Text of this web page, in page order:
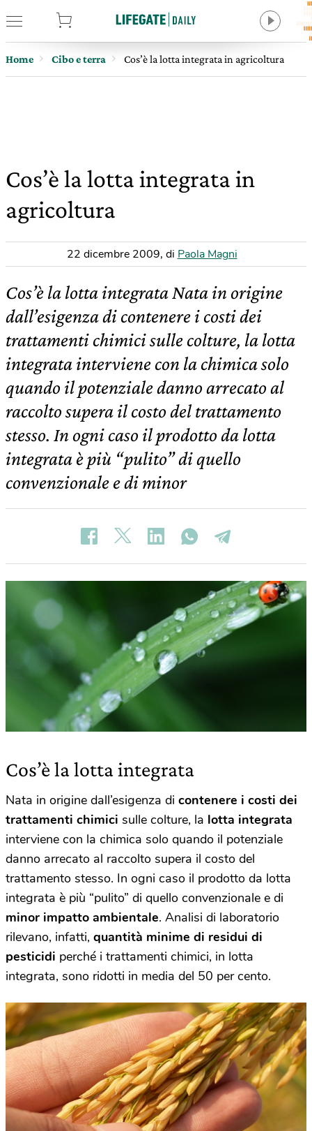
Home Cibo e terra Cos’è la lotta integrata in agricoltura
Cos’è la lotta integrata in
agricoltura
22 dicembre 2009, di Paola Magni
Cos’è la lotta integrata Nata in origine
dall’esigenza di contenere i costi dei
trattamenti chimici sulle colture, la lotta
integrata interviene con la chimica solo
quando il potenziale danno arrecato al
raccolto supera il costo del trattamento
stesso. In ogni caso il prodotto da lotta
integrata è più “pulito” di quello
convenzionale e di minor
Cos’è la lotta integrata
Nata in origine dall’esigenza di contenere i costi dei
trattamenti chimici sulle colture, la lotta integrata
interviene con la chimica solo quando il potenziale
danno arrecato al raccolto supera il costo del
trattamento stesso. In ogni caso il prodotto da lotta
integrata è più “pulito” di quello convenzionale e di
minor impatto ambientale. Analisi di laboratorio
rilevano, infatti, quantità minime di residui di
pesticidi perché i trattamenti chimici, in lotta
integrata, sono ridotti in media del 50 per cento.